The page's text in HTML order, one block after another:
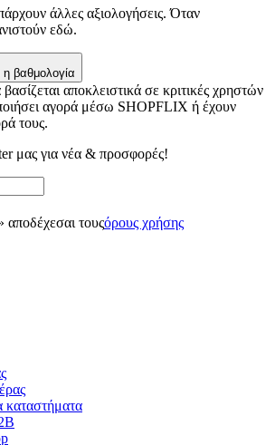
και να έχουμε πρόσβαση σε πληροφορίες
σκοπό την προβολή εξατομικευμένων
την καλύτερη εικόνα του κοινού
προϊόντων. Επίσης, κοινοποιούμε
με την από μέρους σας χρήση της
συνεργάτες μέσων κοινωνικής
άλλες αξιολογήσεις. Όταν
εδώ.
η βαθμολογία
αποκλειστικά σε κριτικές χρηστών
αγορά μέσω SHOPFLIX ή έχουν
τους.
μας για νέα & προσφορές!
τουςόρους χρήσης
καταστήματα